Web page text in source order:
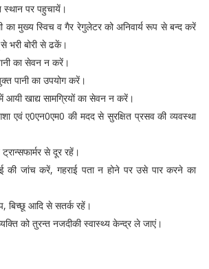
स्थान पर पहुचायें।
का मुख्य स्विच व गैर रेगुलेटर को अनिवार्य रूप से बन्द करें
भरी बोरी से ढकें।
का सेवन न करें।
पानी का उपयोग करें।
आयी खाद्य सामग्रियों का सेवन न करें।
एवं ए0एन0एम0 की मदद से सुरक्षित प्रसव की व्यवस्था
से दूर रहें।
की जांच करें, गहराई पता न होने पर उसे पार करने का
बिच्छू आदि से सतर्क रहें।
को तुरन्त नजदीकी स्वास्थ्य केन्द्र ले जाएं।